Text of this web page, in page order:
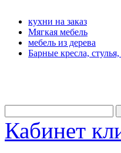
кухни на заказ
Мягкая мебель
мебель из дерева
Барные кресла,
Кабинет